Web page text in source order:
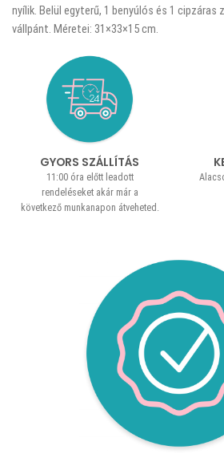
nyílik. Belül egyterű, 1 benyúlós és 1 cipzáras
vállpánt. Méretei: 31×33×15 cm.
GYORS SZÁLLÍTÁS
11:00 óra előtt leadott
rendeléseket akár már a
következő munkanapon átveheted.